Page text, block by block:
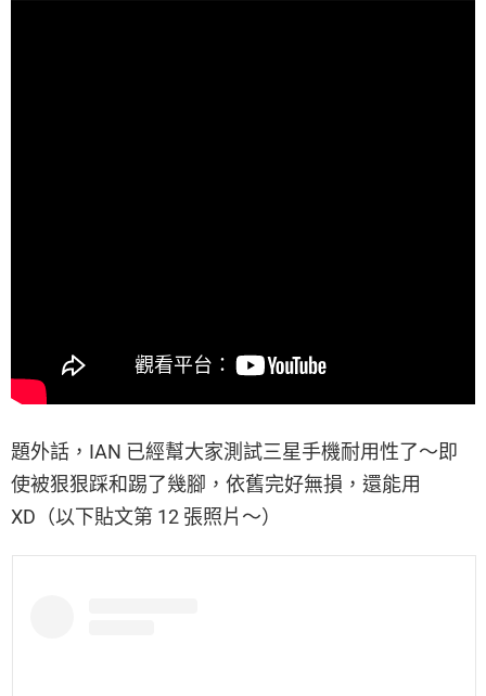
題外話，IAN 已經幫大家測試三星手機耐用性了～即
使被狠狠踩和踢了幾腳，依舊完好無損，還能用
XD（以下貼文第 12 張照片～）